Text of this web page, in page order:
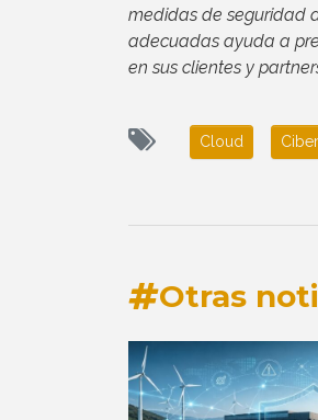
medidas de seguridad
adecuadas ayuda a
en sus clientes y
Cloud
Otras